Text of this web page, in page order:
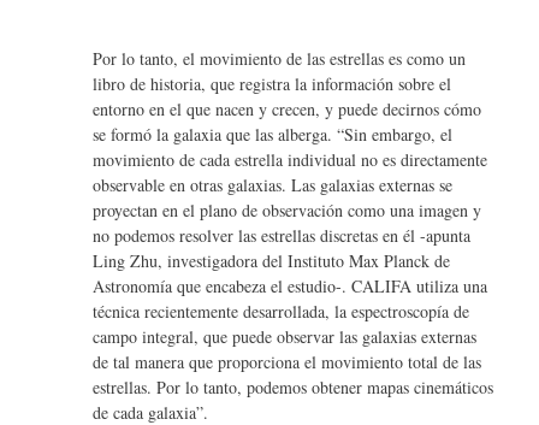
Por lo tanto, el movimiento de las estrellas es como un
libro de historia, que registra la información sobre el
entorno en el que nacen y crecen, y puede decirnos cómo
se formó la galaxia que las alberga. “Sin embargo, el
movimiento de cada estrella individual no es directamente
observable en otras galaxias. Las galaxias externas se
proyectan en el plano de observación como una imagen y
no podemos resolver las estrellas discretas en él -apunta
Ling Zhu, investigadora del Instituto Max Planck de
Astronomía que encabeza el estudio-. CALIFA utiliza una
técnica recientemente desarrollada, la espectroscopía de
campo integral, que puede observar las galaxias externas
de tal manera que proporciona el movimiento total de las
estrellas. Por lo tanto, podemos obtener mapas cinemáticos
de cada galaxia”.